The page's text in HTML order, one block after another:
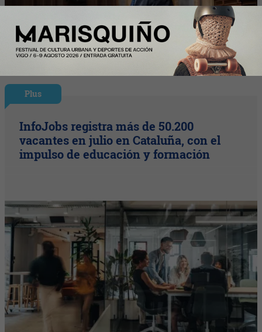
Plus
InfoJobs registra más de 50.200
vacantes en julio en Cataluña, con el
impulso de educación y formación